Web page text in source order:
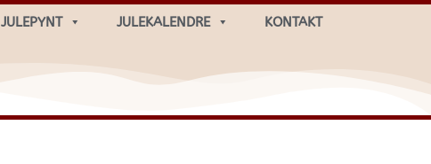
JULEPYNT JULEKALENDRE KONTAKT